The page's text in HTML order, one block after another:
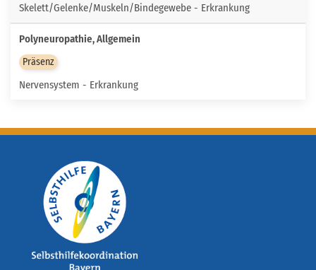
Skelett/Gelenke/Muskeln/Bindegewebe - Erkrankung
Polyneuropathie, Allgemein
Präsenz
Nervensystem - Erkrankung